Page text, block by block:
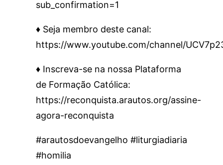
sub_confirmation=1
♦️ Seja membro deste canal:
https://www.youtube.com/channel/
♦️ Inscreva-se na nossa Plataforma
de Formação Católica:
https://reconquista.arautos.org/assine-
agora-reconquista
#arautosdoevangelho #liturgiadiaria
#homilia